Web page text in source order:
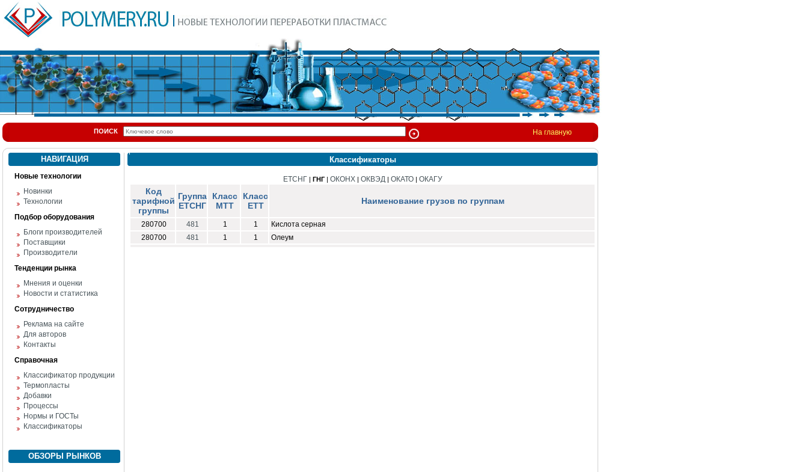
ПОИСК На главную
НАВИГАЦИЯ
Новые технологии
Новинки
Технологии
Подбор оборудования
Блоги производителей
Поставщики
Производители
Тенденции рынка
Мнения и оценки
Новости и статистика
Сотрудничество
Реклама на сайте
Для авторов
Контакты
Справочная
Классификатор продукции
Термопласты
Добавки
Процессы
Нормы и ГОСТы
Классификаторы
ОБЗОРЫ РЫНКОВ
Классификаторы
ЕТСНГ| ГНГ| ОКОНХ| ОКВЭД | ОКАТО| ОКАГУ
Код
тарифной
группы
Группа
ЕТСНГ
Класс
МТТ
Класс
ЕТТ
Наименование грузов по группам
280700 481 1 1
Кислота серная
280700
481 1 1 Олеум